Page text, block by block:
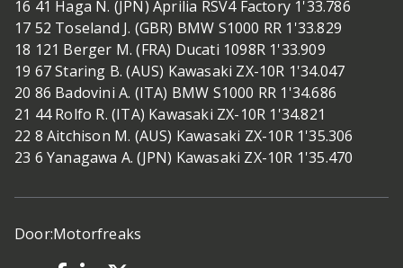
16 41 Haga N. (JPN) Aprilia RSV4 Factory 1'33.786
17 52 Toseland J. (GBR) BMW S1000 RR 1'33.829
18 121 Berger M. (FRA) Ducati 1098R 1'33.909
19 67 Staring B. (AUS) Kawasaki ZX-10R 1'34.047
20 86 Badovini A. (ITA) BMW S1000 RR 1'34.686
21 44 Rolfo R. (ITA) Kawasaki ZX-10R 1'34.821
22 8 Aitchison M. (AUS) Kawasaki ZX-10R 1'35.306
23 6 Yanagawa A. (JPN) Kawasaki ZX-10R 1'35.470
Door:Motorfreaks